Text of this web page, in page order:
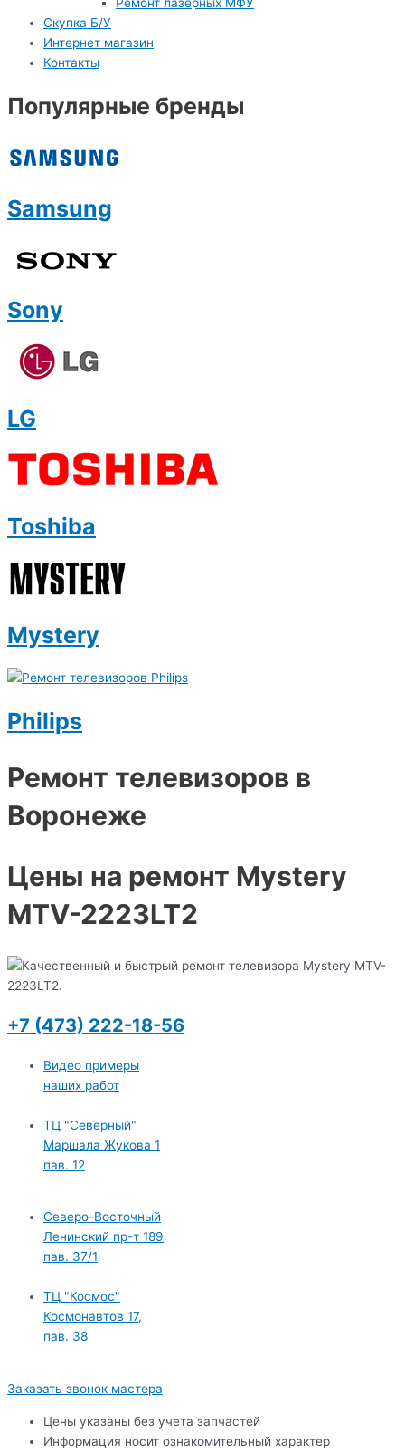
Ремонт лазерных МФУ
Скупка Б/У
Интернет магазин
Контакты
Популярные бренды
Samsung
Sony
LG
Toshiba
Mystery
Philips
Ремонт телевизоров в
Воронеже
Цены на ремонт Mystery
MTV-2223LT2
+7 (473) 222-18-56
Видео примеры
наших работ
ТЦ "Северный"
Маршала Жукова 1
пав. 12
Северо-Восточный
Ленинский пр-т 189
пав. 37/1
ТЦ "Космос"
Космонавтов 17,
пав. 38
Заказать звонок мастера
Цены указаны без учета запчастей
Информация носит ознакомительный характер